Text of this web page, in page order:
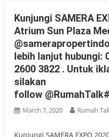
Kunjungi SAMERA
Atrium Sun Plaza
lebih lanjut hubungi:
2600 3822 . Untuk
silakan
follow
March 7, 2020 Rumah
Kunjungi SAMERA EXPO